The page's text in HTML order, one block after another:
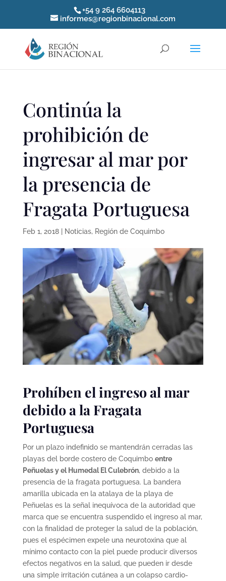
+54 9 264 6604113
informes@regionbinacional.com
Continúa la
prohibición de
ingresar al mar por
la presencia de
Fragata Portuguesa
Feb 1, 2018| Noticias, Región de Coquimbo
Prohíben el ingreso al mar
debido a la Fragata
Portuguesa
Por un plazo indefinido se mantendrán cerradas las
playas del borde costero de Coquimbo entre
Peñuelas y el Humedal El Culebrón, debido a la
presencia de la fragata portuguesa. La bandera
amarilla ubicada en la atalaya de la playa de
Peñuelas es la señal inequívoca de la autoridad que
marca que se encuentra suspendido el ingreso al mar,
con la finalidad de proteger la salud de la población,
pues el espécimen expele una neurotoxina que al
mínimo contacto con la piel puede producir diversos
efectos negativos en la salud, que pueden ir desde
una simple irritación cutánea a un colapso cardio-